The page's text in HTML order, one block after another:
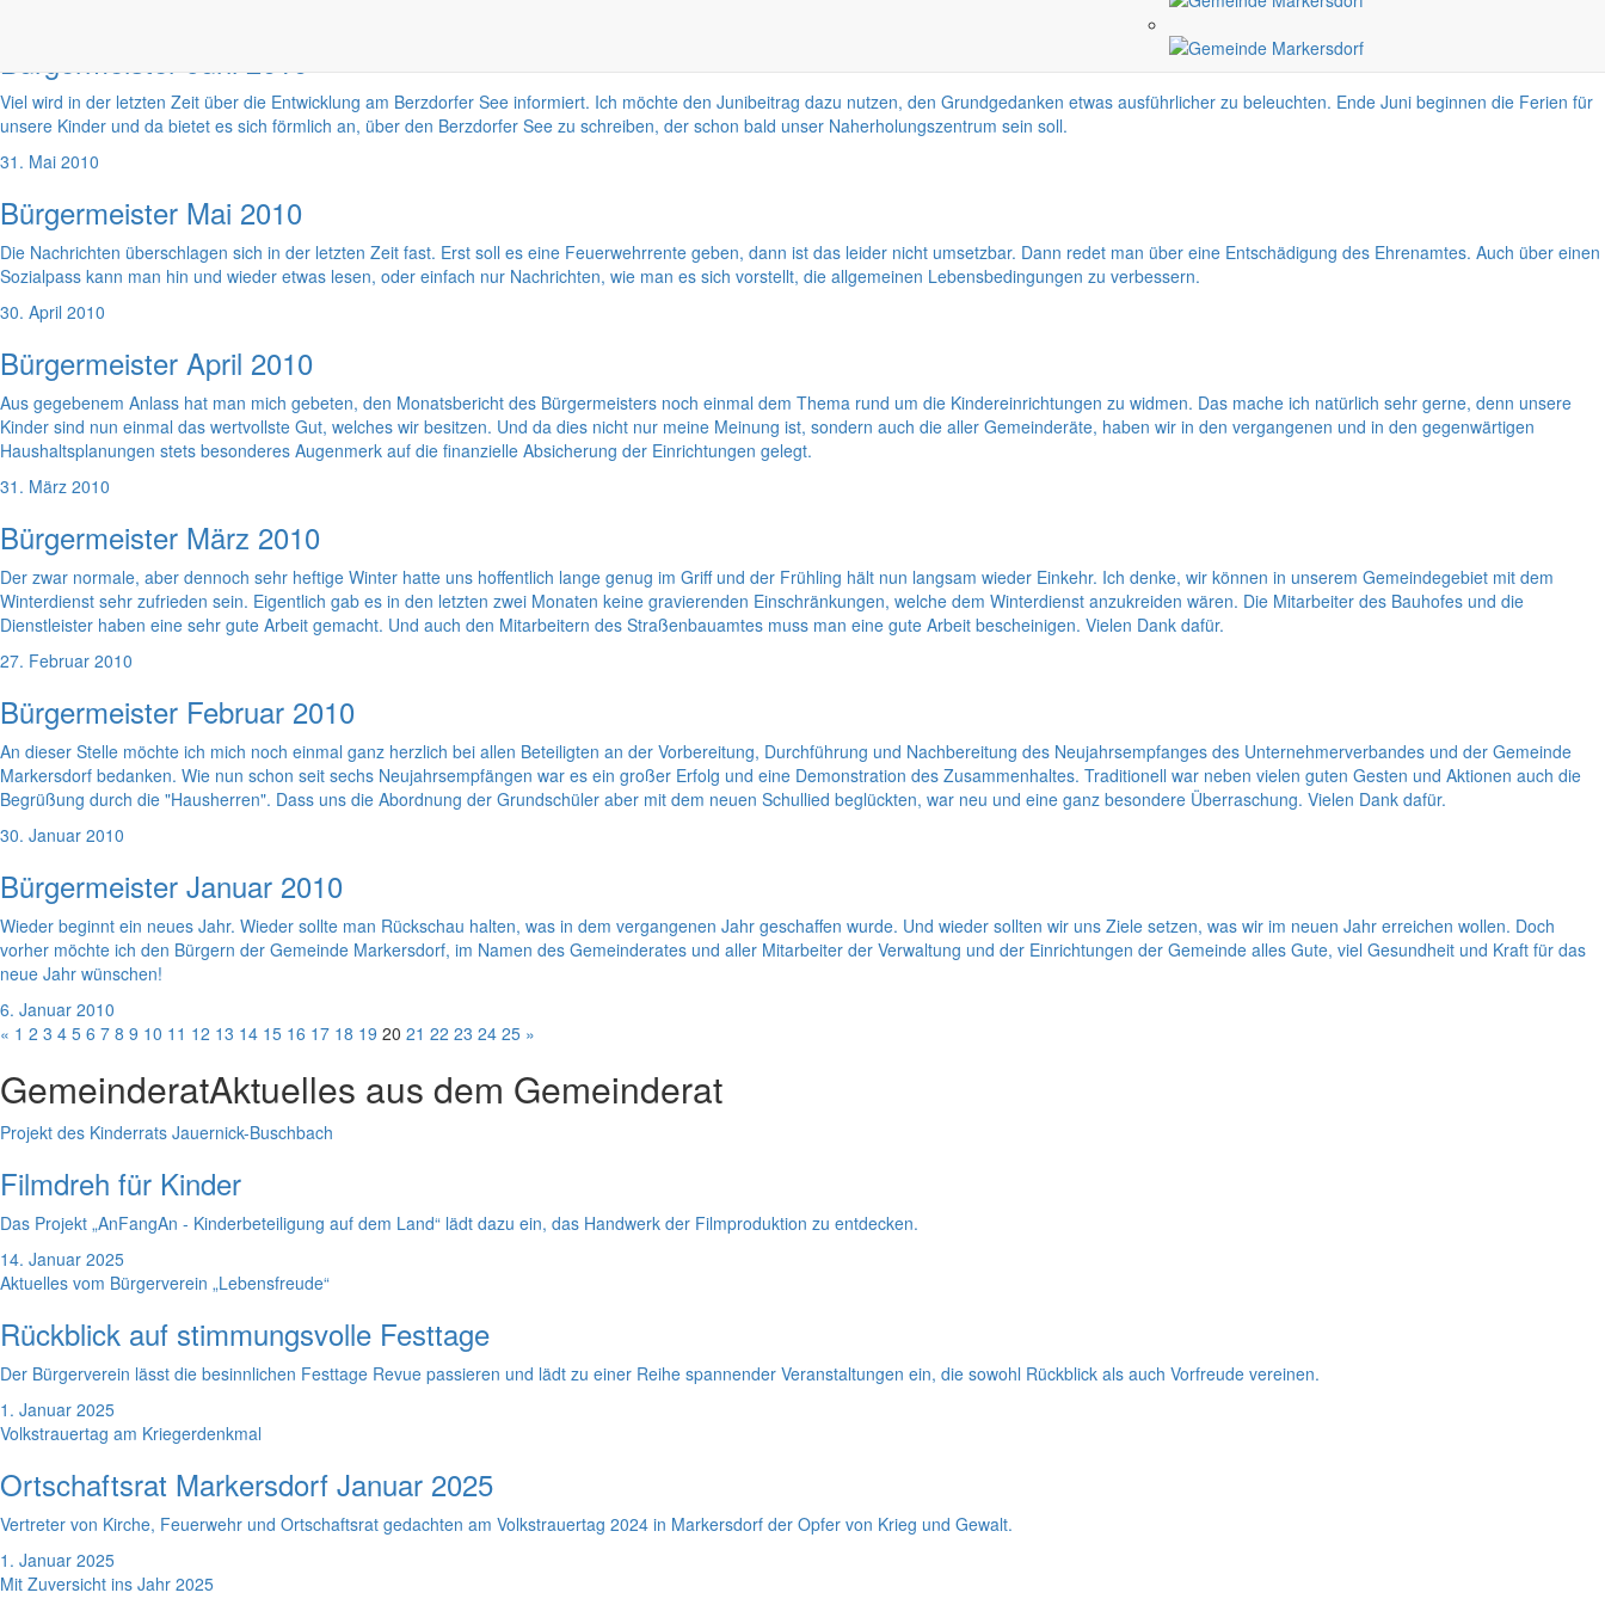
Bürgermeister Juni 2010
Viel wird in der letzten Zeit über die Entwicklung am Berzdorfer See informiert. Ich möchte den Junibeitrag dazu nutzen, den Grundgedanken etwas ausführlicher zu beleuchten. Ende Juni beginnen die Ferien für
unsere Kinder und da bietet es sich förmlich an, über den Berzdorfer See zu schreiben, der schon bald unser Naherholungszentrum sein soll.
31. Mai 2010
Bürgermeister Mai 2010
Die Nachrichten überschlagen sich in der letzten Zeit fast. Erst soll es eine Feuerwehrrente geben, dann ist das leider nicht umsetzbar. Dann redet man über eine Entschädigung des Ehrenamtes. Auch über einen
Sozialpass kann man hin und wieder etwas lesen, oder einfach nur Nachrichten, wie man es sich vorstellt, die allgemeinen Lebensbedingungen zu verbessern.
30. April 2010
Bürgermeister April 2010
Aus gegebenem Anlass hat man mich gebeten, den Monatsbericht des Bürgermeisters noch einmal dem Thema rund um die Kindereinrichtungen zu widmen. Das mache ich natürlich sehr gerne, denn unsere
Kinder sind nun einmal das wertvollste Gut, welches wir besitzen. Und da dies nicht nur meine Meinung ist, sondern auch die aller Gemeinderäte, haben wir in den vergangenen und in den gegenwärtigen
Haushaltsplanungen stets besonderes Augenmerk auf die finanzielle Absicherung der Einrichtungen gelegt.
31. März 2010
Bürgermeister März 2010
Der zwar normale, aber dennoch sehr heftige Winter hatte uns hoffentlich lange genug im Griff und der Frühling hält nun langsam wieder Einkehr. Ich denke, wir können in unserem Gemeindegebiet mit dem
Winterdienst sehr zufrieden sein. Eigentlich gab es in den letzten zwei Monaten keine gravierenden Einschränkungen, welche dem Winterdienst anzukreiden wären. Die Mitarbeiter des Bauhofes und die
Dienstleister haben eine sehr gute Arbeit gemacht. Und auch den Mitarbeitern des Straßenbauamtes muss man eine gute Arbeit bescheinigen. Vielen Dank dafür.
27. Februar 2010
Bürgermeister Februar 2010
An dieser Stelle möchte ich mich noch einmal ganz herzlich bei allen Beteiligten an der Vorbereitung, Durchführung und Nachbereitung des Neujahrsempfanges des Unternehmerverbandes und der Gemeinde
Markersdorf bedanken. Wie nun schon seit sechs Neujahrsempfängen war es ein großer Erfolg und eine Demonstration des Zusammenhaltes. Traditionell war neben vielen guten Gesten und Aktionen auch die
Begrüßung durch die "Hausherren". Dass uns die Abordnung der Grundschüler aber mit dem neuen Schullied beglückten, war neu und eine ganz besondere Überraschung. Vielen Dank dafür.
30. Januar 2010
Bürgermeister Januar 2010
Wieder beginnt ein neues Jahr. Wieder sollte man Rückschau halten, was in dem vergangenen Jahr geschaffen wurde. Und wieder sollten wir uns Ziele setzen, was wir im neuen Jahr erreichen wollen. Doch
vorher möchte ich den Bürgern der Gemeinde Markersdorf, im Namen des Gemeinderates und aller Mitarbeiter der Verwaltung und der Einrichtungen der Gemeinde alles Gute, viel Gesundheit und Kraft für das
neue Jahr wünschen!
6. Januar 2010
« 1 2 3 4 5 6 7 8 9 10 11 12 13 14 15 16 17 18 19 20 21 22 23 24 25 »
GemeinderatAktuelles aus dem Gemeinderat
Projekt des Kinderrats Jauernick-Buschbach
Filmdreh für Kinder
Das Projekt „AnFangAn - Kinderbeteiligung auf dem Land“ lädt dazu ein, das Handwerk der Filmproduktion zu entdecken.
14. Januar 2025
Aktuelles vom Bürgerverein „Lebensfreude“
Rückblick auf stimmungsvolle Festtage
Der Bürgerverein lässt die besinnlichen Festtage Revue passieren und lädt zu einer Reihe spannender Veranstaltungen ein, die sowohl Rückblick als auch Vorfreude vereinen.
1. Januar 2025
Volkstrauertag am Kriegerdenkmal
Ortschaftsrat Markersdorf Januar 2025
Vertreter von Kirche, Feuerwehr und Ortschaftsrat gedachten am Volkstrauertag 2024 in Markersdorf der Opfer von Krieg und Gewalt.
1. Januar 2025
Mit Zuversicht ins Jahr 2025